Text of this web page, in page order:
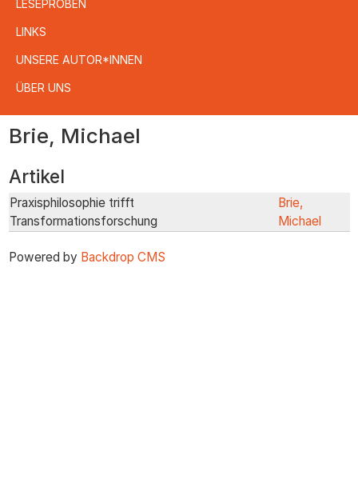
LESEPROBEN
LINKS
UNSERE AUTOR*INNEN
ÜBER UNS
zum
Brie, Michael
Artikel
Praxisphilosophie trifft
Transformationsforschung
Brie,
Michael
Powered by Backdrop CMS